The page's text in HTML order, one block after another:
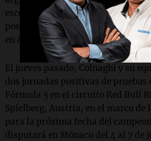
escenario de la Costa Azul y viene
positivos ensayos con la
en Austria.
El jueves pasado, Colnaghi y su
dos jornadas positivas de pruebas
Fórmula 3 en el circuito Red Bull
Spielberg, Austria, en el marco de
para la próxima fecha del
disputará en Mónaco del 4 al 7 de